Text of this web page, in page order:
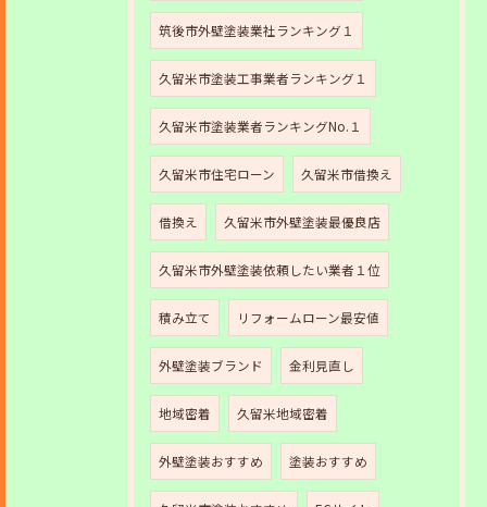
筑後市外壁塗装業社ランキング１
久留米市塗装工事業者ランキング１
久留米市塗装業者ランキングNo.１
久留米市住宅ローン 久留米市借換え
借換え 久留米市外壁塗装最優良店
久留米市外壁塗装依頼したい業者１位
積み立て リフォームローン最安値
外壁塗装ブランド 金利見直し
地域密着 久留米地域密着
外壁塗装おすすめ 塗装おすすめ